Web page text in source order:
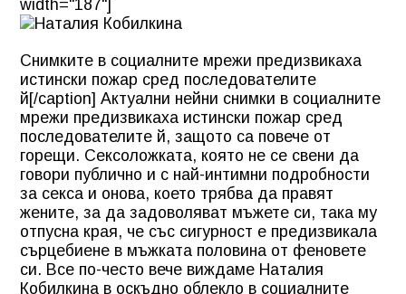
width="187"]
Снимките в социалните мрежи предизвикаха
истински пожар сред последователите
й[/caption] Актуални нейни снимки в социалните
мрежи предизвикаха истински пожар сред
последователите й, защото са повече от
горещи. Сексоложката, която не се свени да
говори публично и с най-интимни подробности
за секса и онова, което трябва да правят
жените, за да задоволяват мъжете си, така му
отпусна края, че със сигурност е предизвикала
сърцебиене в мъжката половина от феновете
си. Все по-често вече виждаме Наталия
Кобилкина в оскъдно облекло в социалните